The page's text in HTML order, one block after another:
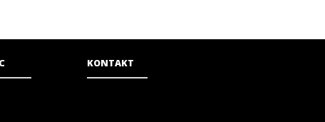
KONTAKT